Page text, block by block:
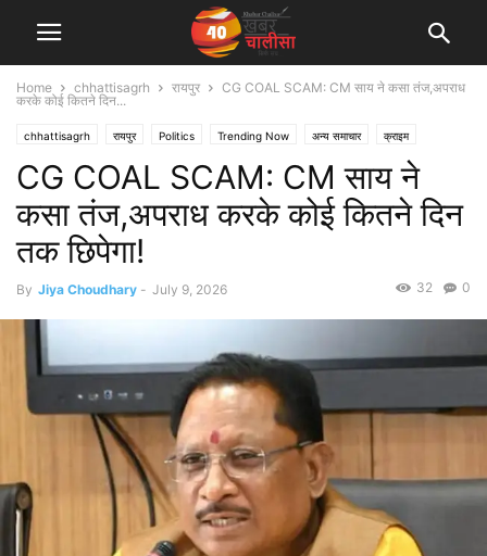
Home chhattisagrh रायपुर
CG COAL SCAM: CM साय ने कसा तंज,अपराध
करके कोई कितने दिन...
chhattisagrh रायपुर Politics Trending Now अन्य समाचार क्राइम
शहर एवं राज्य
CG COAL SCAM: CM साय ने
कसा तंज,अपराध करके कोई कितने दिन
तक छिपेगा!
By Jiya Choudhary - July 9, 2026 0
32